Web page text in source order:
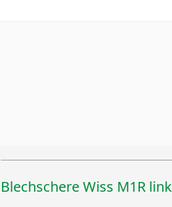
Blechschere Wiss M1R